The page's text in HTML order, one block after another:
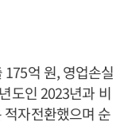
억 원, 영업손실
도인 2023년과 비
자전환했으며 순